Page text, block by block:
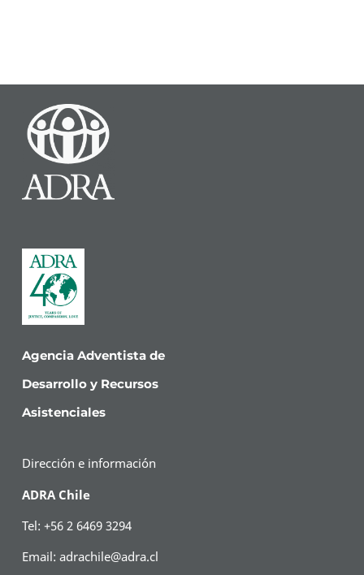
Agencia Adventista de
Desarrollo y Recursos
Asistenciales
Dirección e información
ADRA Chile
Tel: +56 2 6469 3294
Email:adrachile@adra.cl